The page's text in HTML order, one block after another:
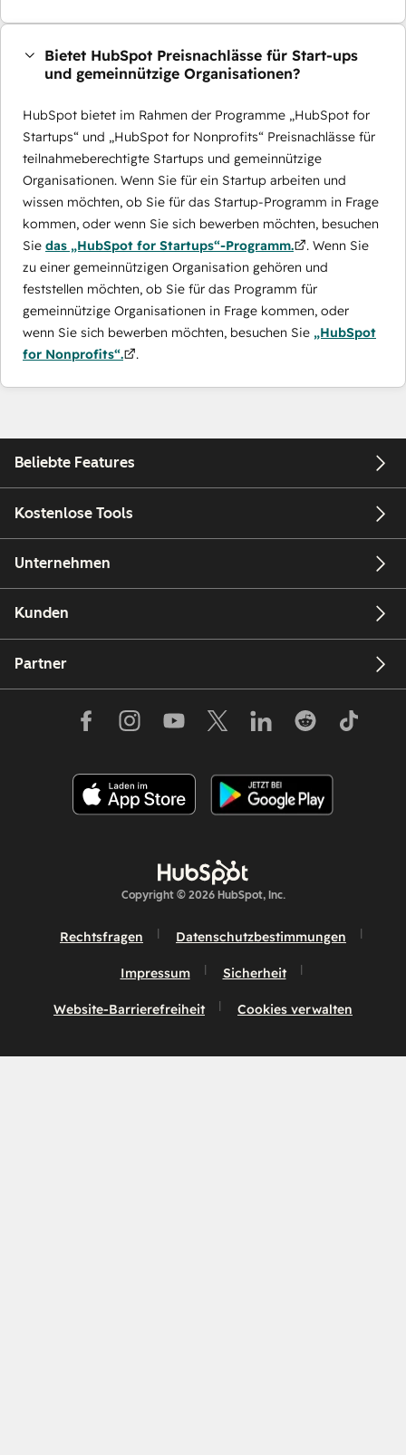
Bietet HubSpot Preisnachlässe für Start-ups
und gemeinnützige Organisationen?
HubSpot bietet im Rahmen der Programme „HubSpot for
Startups“ und „HubSpot for Nonprofits“ Preisnachlässe für
teilnahmeberechtigte Startups und gemeinnützige
Organisationen. Wenn Sie für ein Startup arbeiten und
wissen möchten, ob Sie für das Startup-Programm in Frage
kommen, oder wenn Sie sich bewerben möchten, besuchen
Sie das „HubSpot for Startups“-Programm.
. Wenn Sie
zu einer gemeinnützigen Organisation gehören und
feststellen möchten, ob Sie für das Programm für
gemeinnützige Organisationen in Frage kommen, oder
wenn Sie sich bewerben möchten, besuchen Sie „HubSpot
for Nonprofits“.
.
Beliebte Features
Kostenlose Tools
Unternehmen
Kunden
Partner
Copyright © 2026 HubSpot, Inc.
Rechtsfragen Datenschutzbestimmungen
Impressum Sicherheit
Website-Barrierefreiheit Cookies verwalten